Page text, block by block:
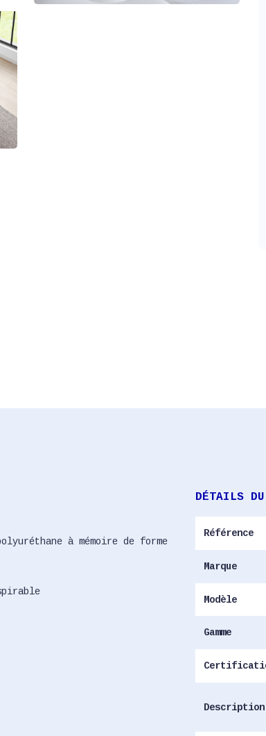
à mémoire de forme
DÉTAILS
Référence
Marque
Modèle
Gamme